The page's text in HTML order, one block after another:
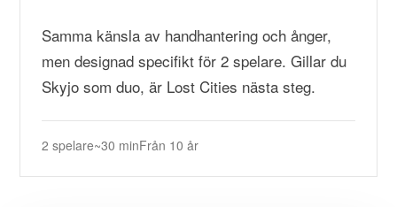
Samma känsla av handhantering och ånger,
men designad specifikt för 2 spelare. Gillar du
Skyjo som duo, är Lost Cities nästa steg.
2 spelare~30 minFrån 10 år